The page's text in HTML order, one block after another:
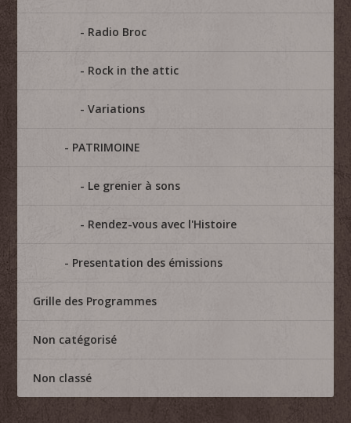
Radio Broc
Rock in the attic
Variations
PATRIMOINE
Le grenier à sons
Rendez-vous avec l'Histoire
Presentation des émissions
Grille des Programmes
Non catégorisé
Non classé